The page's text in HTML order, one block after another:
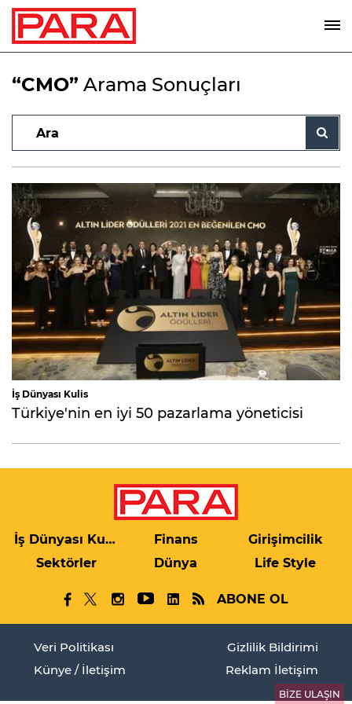
“CMO” Arama Sonuçları
İş Dünyası Kulis
Türkiye'nin en iyi 50 pazarlama yöneticisi
İş Dünyası Kulis Finans
Girişimcilik
Sektörler
Dünya Life Style
ABONE OL
Veri Politikası
Gizlilik Bildirimi
Künye / İletişim
Reklam İletişim
BİZE ULAŞIN